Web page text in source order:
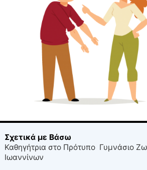
Σχετικά με Βάσω
Καθηγήτρια στο Πρότυπο Γυμνάσιο
Ιωαννίνων